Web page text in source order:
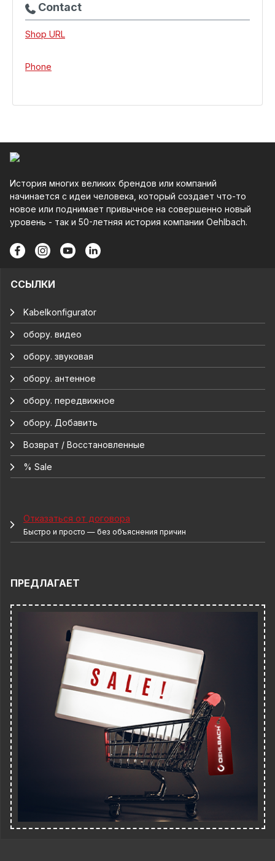
Contact
Shop URL
Phone
История многих великих брендов или компаний
начинается с идеи человека, который создает что-то
новое или поднимает привычное на совершенно новый
уровень - так и 50-летняя история компании Oehlbach.
ССЫЛКИ
Kabelkonfigurator
обору. видео
обору. звуковая
обору. антенное
обору. передвижное
обору. Добавить
Возврат / Восстановленные
% Sale
Отказаться от договора
Быстро и просто — без объяснения причин
ПРЕДЛАГАЕТ